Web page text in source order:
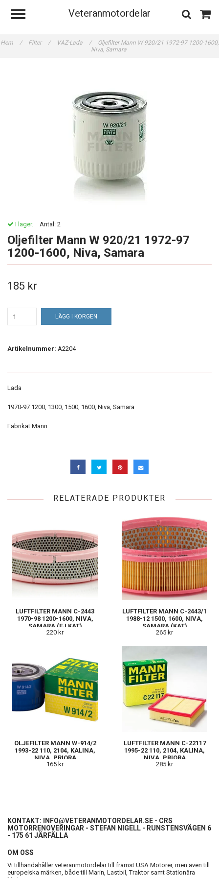
Veteranmotordelar
Hem / Filter / VAZ-Lada /
Oljefilter Mann W 920/21 1972-97 1200-1600,
Niva, Samara
I lager. Antal: 2
Oljefilter Mann W 920/21 1972-97
1200-1600, Niva, Samara
185 kr
LÄGG I KORGEN
Artikelnummer: A2204
Lada
1970-97 1200, 1300, 1500, 1600, Niva, Samara
Fabrikat Mann
RELATERADE PRODUKTER
LUFTFILTER MANN C-2443
1970-98 1200-1600, NIVA,
SAMARA (EJ KAT)
220 kr
LUFTFILTER MANN C-2443/1
1988-12 1500, 1600, NIVA,
SAMARA (KAT)
265 kr
OLJEFILTER MANN W-914/2
1993-22 110, 2104, KALINA,
NIVA, PRIORA
165 kr
LUFTFILTER MANN C-22117
1995-22 110, 2104, KALINA,
NIVA, PRIORA
285 kr
KONTAKT: INFO@VETERANMOTORDELAR.SE - CRS
MOTORRENOVERINGAR - STEFAN NIGELL - RUNSTENSVÄGEN 6
- 175 61 JÄRFÄLLA
OM OSS
Vi tillhandahåller veteranmotordelar till främst USA Motorer, men även till
europeiska märken, både till Marin, Lastbil, Traktor samt Stationära